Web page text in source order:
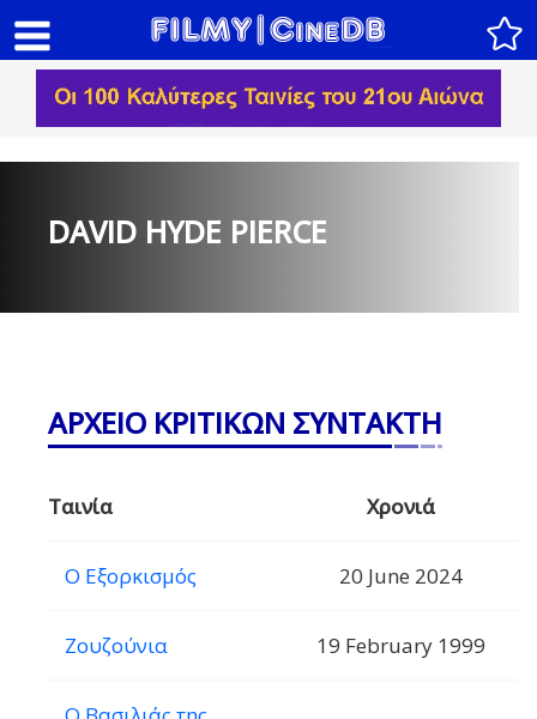
DAVID HYDE PIERCE
ΑΡΧΕΙΟ ΚΡΙΤΙΚΩΝ ΣΥΝΤΑΚΤΗ
Ταινία Χρονιά
Ο Εξορκισμός 20 June 2024
Ζουζούνια 19 February 1999